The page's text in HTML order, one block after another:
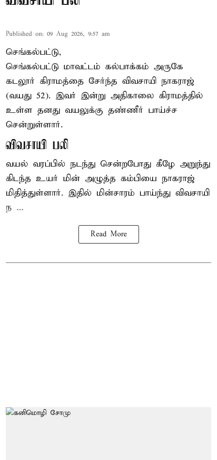
Published on: 09 Aug 2026, 9:57 am
செங்கல்பட்டு,
செங்கல்பட்டு மாவட்டம் கல்பாக்கம் அருகே
கடலூர் கிராமத்தை சேர்ந்த விவசாயி நாகராஜ்
(வயது 52). இவர் இன்று அதிகாலை கிராமத்தில்
உள்ள தனது வயலுக்கு தண்ணீர் பாய்ச்ச
சென்றுள்ளார்.
விவசாயி பலி
வயல் வரப்பில் நடந்து சென்றபோது கீழே அறுந்து
கிடந்த உயர் மின் அழுத்த கம்பியை நாகராஜ்
மிதித்துள்ளார். இதில் மின்சாரம் பாய்ந்து விவசாயி
ந ...
Read More